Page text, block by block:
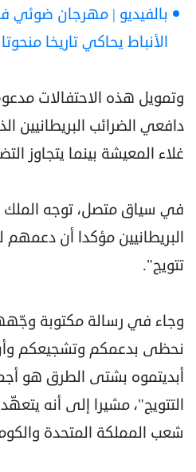
بالفيديو | مهرجان ضوئي
الأنباط يحاكي تاريخا
وتمويل هذه الاحتفالات
دافعي الضرائب البريطانيين
غلاء المعيشة بينما يتجاوز التضخم 10
في سياق متصل، توجه الملك
البريطانيين مؤكدا أن
تتويج".
وجاء في رسالة مكتوبة
نحظى بدعمكم وتشجيعكم
أبديتموه بشتى الطرق هو
التتويج"، مشيرا إلى أنه
شعب المملكة المتحدة